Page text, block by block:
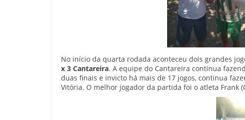
No início da quarta rodada aconteceu dois grandes
x 3 Cantareira. A equipe do Cantareira continua
duas finais e invicto há mais de 17 jogos, continua
Vitória. O melhor jogador da partida foi o atleta Frank